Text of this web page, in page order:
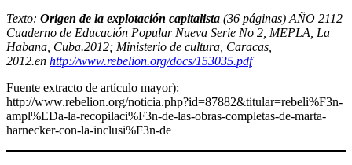
Texto: Origen de la explotación capitalista (36 páginas) AÑO 2112
Cuaderno de Educación Popular Nueva Serie No 2, MEPLA, La
Habana, Cuba.2012; Ministerio de cultura, Caracas,
2012.en http://www.rebelion.org/docs/153035.pdf
Fuente extracto de artículo mayor):
http://www.rebelion.org/noticia.php?id=87882&titular=rebeli%F3n-
ampl%EDa-la-recopilaci%F3n-de-las-obras-completas-de-marta-
harnecker-con-la-inclusi%F3n-de